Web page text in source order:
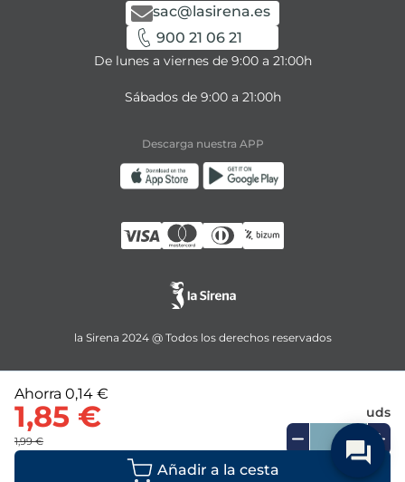
Ahorra 0,14 €
1,85 €
1,99 €
uds
Añadir a la cesta
sac@lasirena.es
900 21 06 21
De lunes a viernes de 9:00 a 21:00h
Sábados de 9:00 a 21:00h
Descarga nuestra APP
la Sirena 2024 @ Todos los derechos reservados